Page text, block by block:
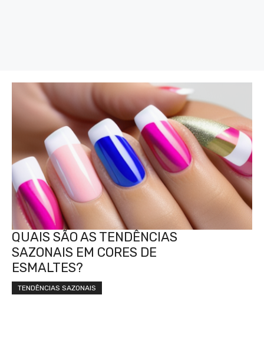
QUAIS SÃO AS TENDÊNCIAS
SAZONAIS EM CORES DE
ESMALTES?
TENDÊNCIAS SAZONAIS